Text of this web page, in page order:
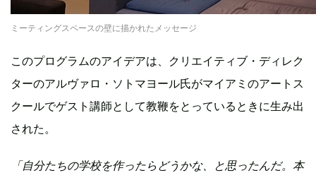
ミーティングスペースの壁に描かれたメッセージ
このプログラムのアイデアは、クリエイティブ・ディレク
ターのアルヴァロ・ソトマヨール氏がマイアミのアートス
クールでゲスト講師として教鞭をとっているときに生み出
された。
「自分たちの学校を作ったらどうかな、と思ったんだ。本